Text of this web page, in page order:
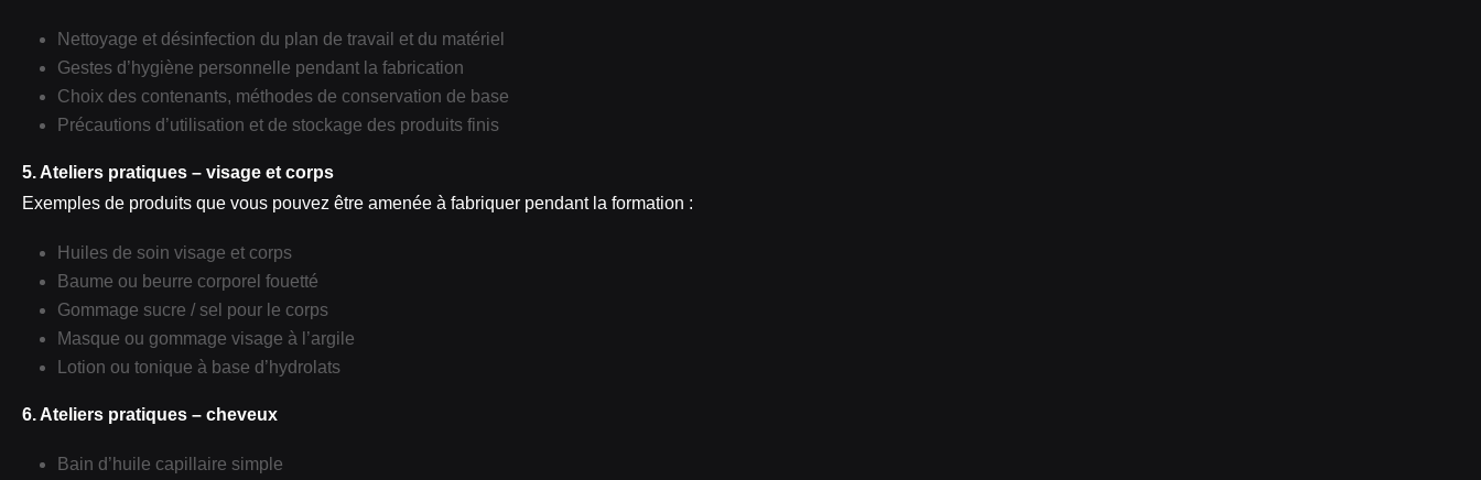
Nettoyage et désinfection du plan de travail et du matériel
Gestes d’hygiène personnelle pendant la fabrication
Choix des contenants, méthodes de conservation de base
Précautions d’utilisation et de stockage des produits finis
5. Ateliers pratiques – visage et corps
Exemples de produits que vous pouvez être amenée à fabriquer pendant la formation :
Huiles de soin visage et corps
Baume ou beurre corporel fouetté
Gommage sucre / sel pour le corps
Masque ou gommage visage à l’argile
Lotion ou tonique à base d’hydrolats
6. Ateliers pratiques – cheveux
Bain d’huile capillaire simple